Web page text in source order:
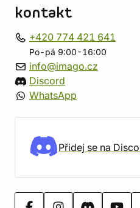
kontakt
+420 774 421 641
Po-pá 9:00-16:00
info@imago.cz
Discord
WhatsApp
Přidej se na